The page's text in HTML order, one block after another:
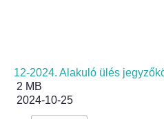
Bölcske történelme
Mi újság Bölcskén?
12-2024. Alakuló ülés
2 MB
2024-10-25